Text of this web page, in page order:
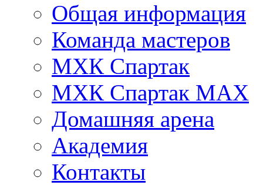
Общая информация
Команда мастеров
МХК Спартак
МХК Спартак МАХ
Домашняя арена
Академия
Контакты